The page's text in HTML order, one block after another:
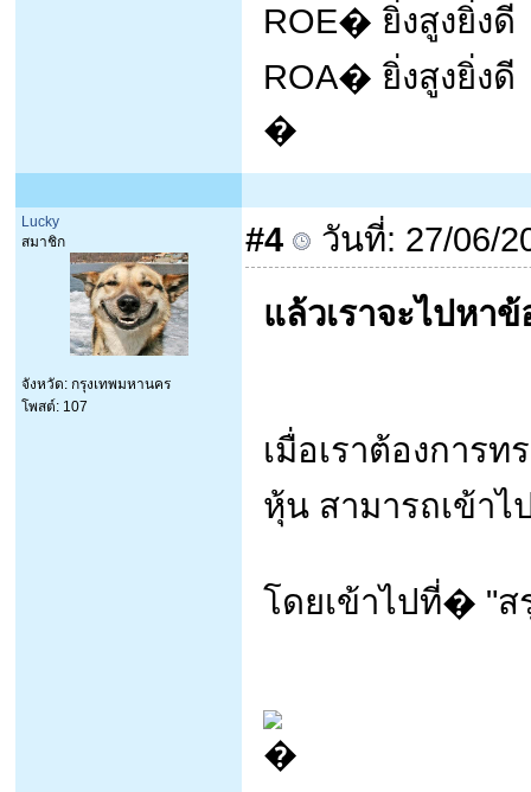
ROE� ยิ่งสูงยิ่งดี
ROA� ยิ่งสูงยิ่งดี
�
Lucky
สมาชิก
จังหวัด: กรุงเทพมหานคร
โพสต์: 107
#4
วันที่: 27/06/
แล้วเราจะไปหา
เมื่อเราต้องการ
หุ้น สามารถเข้าไ
โดยเข้าไปที่� "
�